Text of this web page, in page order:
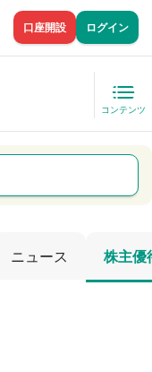
口座開設 ログイン
コンテンツ
ニュース 株主優